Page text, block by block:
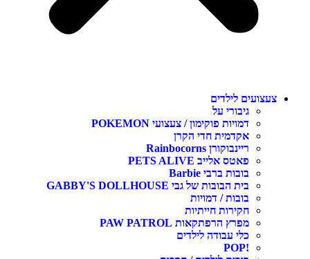
לילדים
גיבורי על
דמויות פוקימון / צעצועי POKEMON
אקדמית חדי הקרן
ריינבוקורן Rainbocorns
פאטס אלייב PETS ALIVE
בובות ברבי Barbie
בית הבובות של גבי GABBY'S DOLLHOUSE
בובות / דמויות
חקירות חייתיות
מפרץ הרפתקאות PAW PATROL
כלי עבודה לילדים